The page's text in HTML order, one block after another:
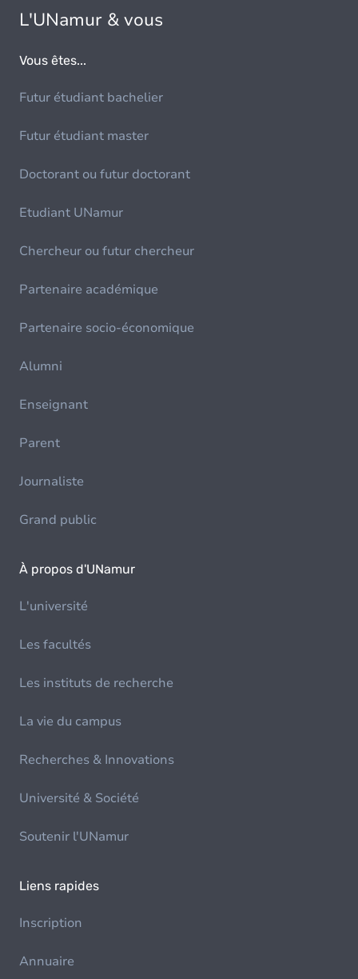
L'UNamur & vous
Vous êtes...
Futur étudiant bachelier
Futur étudiant master
Doctorant ou futur doctorant
Etudiant UNamur
Chercheur ou futur chercheur
Partenaire académique
Partenaire socio-économique
Alumni
Enseignant
Parent
Journaliste
Grand public
À propos d'UNamur
L'université
Les facultés
Les instituts de recherche
La vie du campus
Recherches & Innovations
Université & Société
Soutenir l'UNamur
Liens rapides
Inscription
Annuaire